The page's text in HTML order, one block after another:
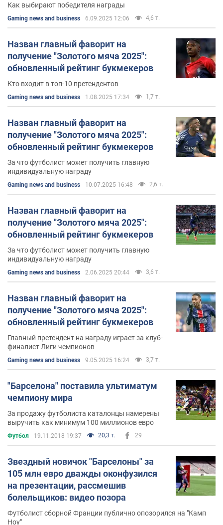
Как выбирают победителя награды
Gaming news and business 6.09.2025 12:06 4,6 т.
Назван главный фаворит на
получение "Золотого мяча 2025":
обновленный рейтинг букмекеров
Кто входит в топ-10 претендентов
Gaming news and business 1.08.2025 17:34 1,7 т.
Назван главный фаворит на
получение "Золотого мяча 2025":
обновленный рейтинг букмекеров
За что футболист может получить главную
индивидуальную награду
Gaming news and business 10.07.2025 16:48 2,6 т.
Назван главный фаворит на
получение "Золотого мяча 2025":
обновленный рейтинг букмекеров
За что футболист может получить главную
индивидуальную награду
Gaming news and business 2.06.2025 20:44 3,6 т.
Назван главный фаворит на
получение "Золотого мяча 2025":
обновленный рейтинг букмекеров
Главный претендент на награду играет за клуб-
финалист Лиги чемпионов
Gaming news and business 9.05.2025 16:24 3,7 т.
"Барселона" поставила ультиматум
чемпиону мира
За продажу футболиста каталонцы намерены
выручить как минимум 100 миллионов евро
Футбол 19.11.2018 19:37 20,3 т. 29
Звездный новичок "Барселоны" за
105 млн евро дважды оконфузился
на презентации, рассмешив
болельщиков: видео позора
Футболист сборной Франции публично опозорился на "Камп
Ноу"